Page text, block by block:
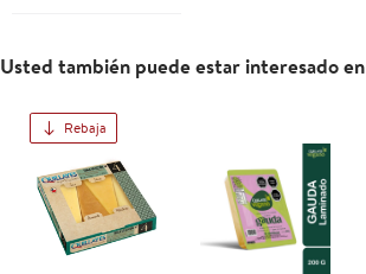
Usted también puede estar interesado en
Rebaja